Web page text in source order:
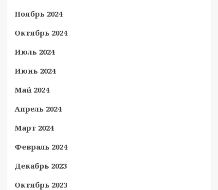
Ноябрь 2024
Октябрь 2024
Июль 2024
Июнь 2024
Май 2024
Апрель 2024
Март 2024
Февраль 2024
Декабрь 2023
Октябрь 2023